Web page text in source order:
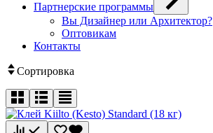
Партнерские программы
Вы Дизайнер или Архитектор?
Оптовикам
Контакты
Сортировка